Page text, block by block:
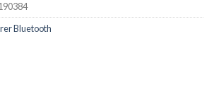
Bluetooth